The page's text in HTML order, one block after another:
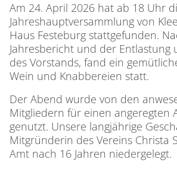
Am 24. April 2026 hat ab 18 Uhr
Jahreshauptversammlung von
Haus Festeburg stattgefunden.
Jahresbericht und der Entlastung
des Vorstands, fand ein
Wein und Knabbereien statt.
Der Abend wurde von den
Mitgliedern für einen angeregten
genutzt. Unsere langjährige
Mitgründerin des Vereins Christa
Amt nach 16 Jahren niedergelegt.